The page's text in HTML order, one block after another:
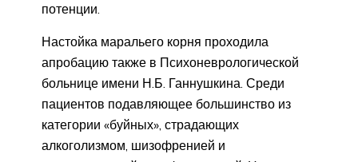
потенции.
Настойка маральего корня проходила
апробацию также в Психоневрологической
больнице имени Н.Б. Ганнушкина. Среди
пациентов подавляющее большинство из
категории «буйных», страдающих
алкоголизмом, шизофренией и